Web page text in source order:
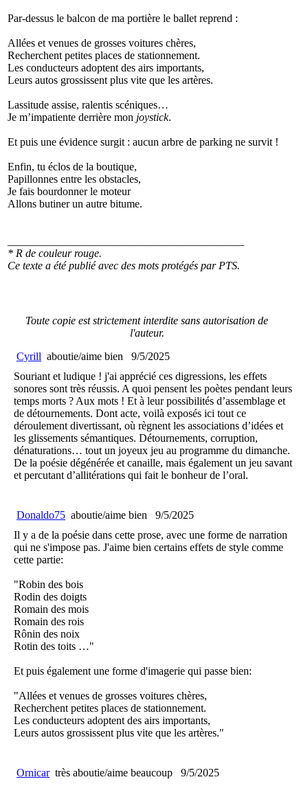
Par-dessus le balcon de ma portière le ballet reprend :
Allées et venues de grosses voitures chères,
Recherchent petites places de stationnement.
Les conducteurs adoptent des airs importants,
Leurs autos grossissent plus vite que les artères.
Lassitude assise, ralentis scéniques…
Je m’impatiente derrière mon joystick.
Et puis une évidence surgit : aucun arbre de parking ne survit !
Enfin, tu éclos de la boutique,
Papillonnes entre les obstacles,
Je fais bourdonner le moteur
Allons butiner un autre bitume.
* R de couleur rouge.
Ce texte a été publié avec des mots protégés par PTS.
Toute copie est strictement interdite sans autorisation de
l'auteur.
Cyrill aboutie/aime bien
9/5/2025
Souriant et ludique ! j'ai apprécié ces digressions, les effets
sonores sont très réussis. A quoi pensent les poètes pendant leurs
temps morts ? Aux mots ! Et à leur possibilités d’assemblage et
de détournements. Dont acte, voilà exposés ici tout ce
déroulement divertissant, où règnent les associations d’idées et
les glissements sémantiques. Détournements, corruption,
dénaturations… tout un joyeux jeu au programme du dimanche.
De la poésie dégénérée et canaille, mais également un jeu savant
et percutant d’allitérations qui fait le bonheur de l’oral.
Donaldo75 aboutie/aime bien
9/5/2025
Il y a de la poésie dans cette prose, avec une forme de narration
qui ne s'impose pas. J'aime bien certains effets de style comme
cette partie:
"Robin des bois
Rodin des doigts
Romain des mois
Romain des rois
Rônin des noix
Rotin des toits …"
Et puis également une forme d'imagerie qui passe bien:
"Allées et venues de grosses voitures chères,
Recherchent petites places de stationnement.
Les conducteurs adoptent des airs importants,
Leurs autos grossissent plus vite que les artères."
Ornicar très aboutie/aime beaucoup
9/5/2025